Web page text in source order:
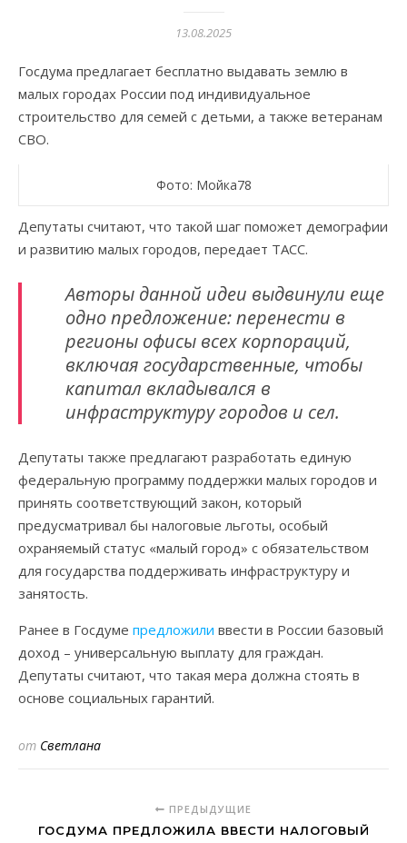
13.08.2025
Госдума предлагает бесплатно выдавать землю в
малых городах России под индивидуальное
строительство для семей с детьми, а также ветеранам
СВО.
Фото: Мойка78
Депутаты считают, что такой шаг поможет демографии
и развитию малых городов, передает ТАСС.
Авторы данной идеи выдвинули еще
одно предложение: перенести в
регионы офисы всех корпораций,
включая государственные, чтобы
капитал вкладывался в
инфраструктуру городов и сел.
Депутаты также предлагают разработать единую
федеральную программу поддержки малых городов и
принять соответствующий закон, который
предусматривал бы налоговые льготы, особый
охраняемый статус «малый город» с обязательством
для государства поддерживать инфраструктуру и
занятость.
Ранее в Госдуме предложили ввести в России базовый
доход – универсальную выплату для граждан.
Депутаты считают, что такая мера должна стоять в
основе социальных гарантий.
от Светлана
ПРЕДЫДУЩИЕ
ГОСДУМА ПРЕДЛОЖИЛА ВВЕСТИ НАЛОГОВЫЙ